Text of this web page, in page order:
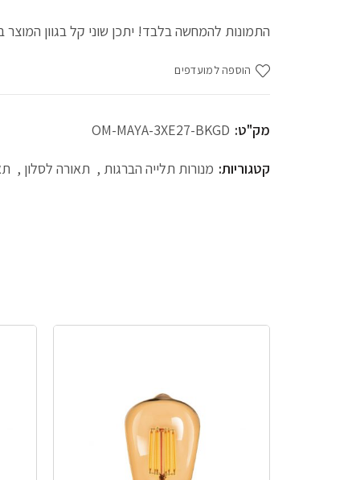
התמונות להמחשה בלבד! יתכן שוני קל בגוון
הוספה למועדפים
מק"ט: OM-MAYA-3XE27-BKGD
קטגוריות: מנורות תלייה הברגות , תאורה לסלון ,